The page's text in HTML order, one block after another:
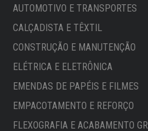
AUTOMOTIVO E TRANSPORTES
CALÇADISTA E TÊXTIL
CONSTRUÇÃO E MANUTENÇÃO
ELÉTRICA E ELETRÔNICA
EMENDAS DE PAPÉIS E FILMES
EMPACOTAMENTO E REFORÇO
FLEXOGRAFIA E ACABAMENTO